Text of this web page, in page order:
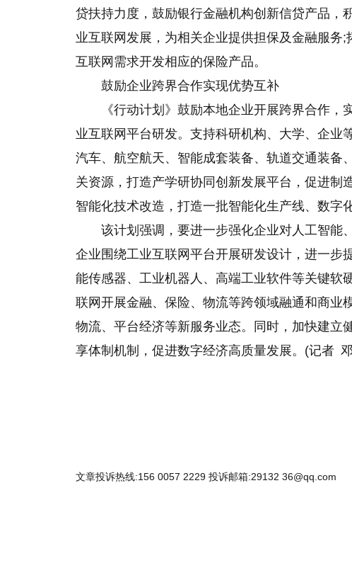
贷扶持力度，鼓励银行金融机构创新信贷产品，
业互联网发展，为相关企业提供担保及金融服务
互联网需求开发相应的保险产品。
鼓励企业跨界合作实现优势互补
《行动计划》鼓励本地企业开展跨界合作
业互联网平台研发。支持科研机构、大学、企业
汽车、航空航天、智能成套装备、轨道交通装备
关资源，打造产学研协同创新发展平台，促进制
智能化技术改造，打造一批智能化生产线、数字
该计划强调，要进一步强化企业对人工智能
企业围绕工业互联网平台开展研发设计，进一步
能传感器、工业机器人、高端工业软件等关键软
联网开展金融、保险、物流等跨领域融通和商业
物流、平台经济等新服务业态。同时，加快建立
享体制机制，促进数字经济高质量发展。(记者
文章投诉热线:156 0057 2229 投诉邮箱:29132 36@qq.com